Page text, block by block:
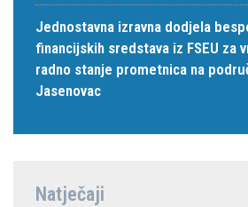
Jednostavna izravna dodjela
financijskih sredstava iz FSEU za
radno stanje prometnica na
Jasenovac
Natječaji